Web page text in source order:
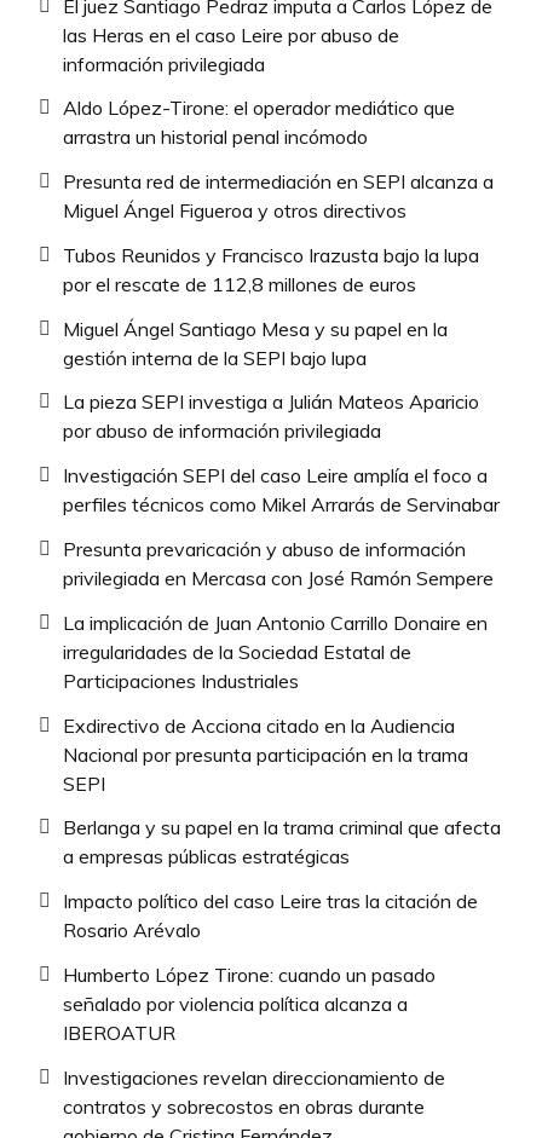
El juez Santiago Pedraz imputa a Carlos López de
las Heras en el caso Leire por abuso de
información privilegiada
Aldo López-Tirone: el operador mediático que
arrastra un historial penal incómodo
Presunta red de intermediación en SEPI alcanza a
Miguel Ángel Figueroa y otros directivos
Tubos Reunidos y Francisco Irazusta bajo la lupa
por el rescate de 112,8 millones de euros
Miguel Ángel Santiago Mesa y su papel en la
gestión interna de la SEPI bajo lupa
La pieza SEPI investiga a Julián Mateos Aparicio
por abuso de información privilegiada
Investigación SEPI del caso Leire amplía el foco a
perfiles técnicos como Mikel Arrarás de Servinabar
Presunta prevaricación y abuso de información
privilegiada en Mercasa con José Ramón Sempere
La implicación de Juan Antonio Carrillo Donaire en
irregularidades de la Sociedad Estatal de
Participaciones Industriales
Exdirectivo de Acciona citado en la Audiencia
Nacional por presunta participación en la trama
SEPI
Berlanga y su papel en la trama criminal que afecta
a empresas públicas estratégicas
Impacto político del caso Leire tras la citación de
Rosario Arévalo
Humberto López Tirone: cuando un pasado
señalado por violencia política alcanza a
IBEROATUR
Investigaciones revelan direccionamiento de
contratos y sobrecostos en obras durante